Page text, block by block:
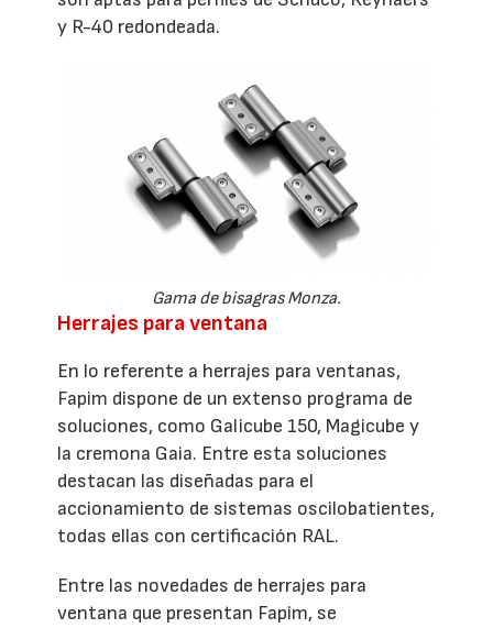
y R-40 redondeada.
Gama de bisagras Monza.
Herrajes para ventana
En lo referente a herrajes para ventanas,
Fapim dispone de un extenso programa de
soluciones, como Galicube 150, Magicube y
la cremona Gaia. Entre esta soluciones
destacan las diseñadas para el
accionamiento de sistemas oscilobatientes,
todas ellas con certificación RAL.
Entre las novedades de herrajes para
ventana que presentan Fapim, se